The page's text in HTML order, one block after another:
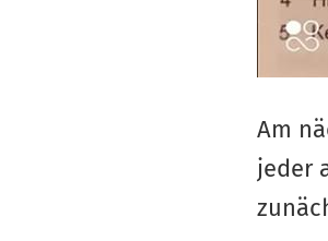
Am
jeder